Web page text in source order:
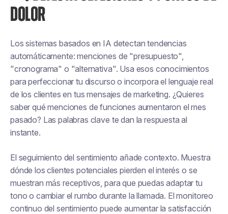
DOLOR
Los sistemas basados en IA detectan tendencias
automáticamente: menciones de "presupuesto",
"cronograma" o "alternativa". Usa esos conocimientos
para perfeccionar tu discurso o incorpora el lenguaje real
de los clientes en tus mensajes de marketing. ¿Quieres
saber qué menciones de funciones aumentaron el mes
pasado? Las palabras clave te dan la respuesta al
instante.
El seguimiento del sentimiento añade contexto. Muestra
dónde los clientes potenciales pierden el interés o se
muestran más receptivos, para que puedas adaptar tu
tono o cambiar el rumbo durante la llamada. El monitoreo
continuo del sentimiento puede aumentar la satisfacción